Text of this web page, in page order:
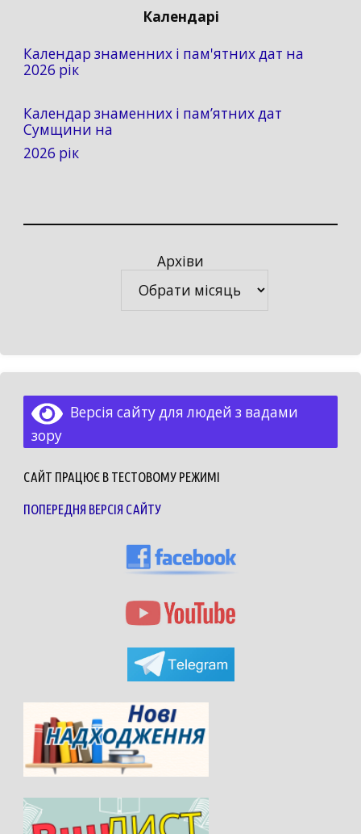
Календарі
Календар знаменних і пам'ятних дат на
2026 рік
Календар знаменних і пам’ятних дат
Сумщини на
2026 рік
Архіви
Версія сайту для людей з вадами
зору
САЙТ ПРАЦЮЄ В ТЕСТОВОМУ РЕЖИМІ
ПОПЕРЕДНЯ ВЕРСІЯ САЙТУ